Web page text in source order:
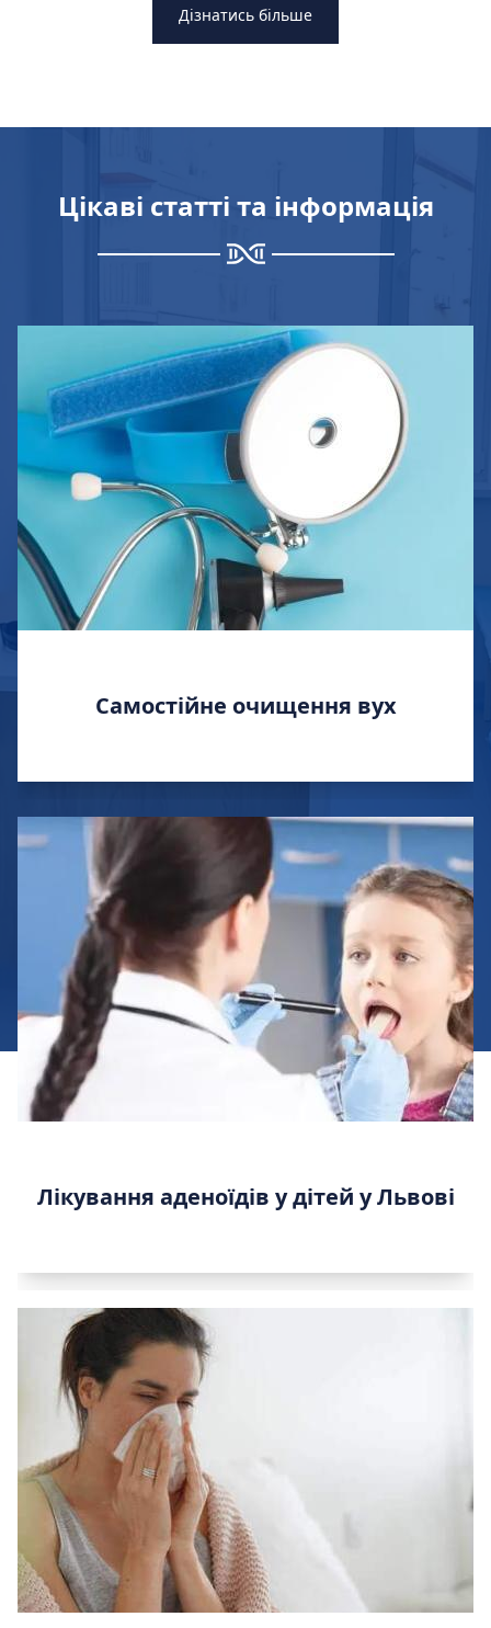
Дізнатись більше
Цікаві статті та інформація
Самостійне очищення вух
Лікування аденоїдів у дітей у Львові